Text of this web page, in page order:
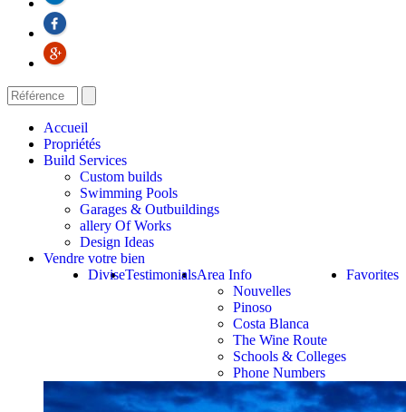
Accueil
Propriétés
Build Services
Custom builds
Swimming Pools
Garages & Outbuildings
allery Of Works
Design Ideas
Vendre votre bien
Favorites
Area Info
Nouvelles
Pinoso
Costa Blanca
The Wine Route
Schools & Colleges
Phone Numbers
Testimonials
Divise